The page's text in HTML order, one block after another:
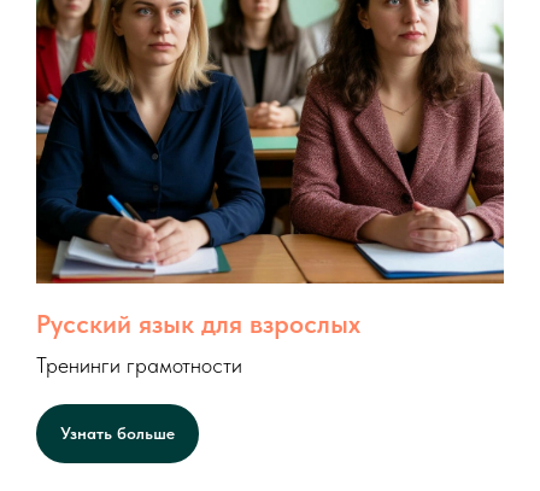
Русский язык для взрослых
Тренинги грамотности
Узнать больше